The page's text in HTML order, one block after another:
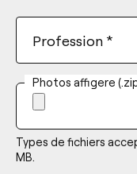
Profession *
Photos affigere
Types de fichiers
MB.